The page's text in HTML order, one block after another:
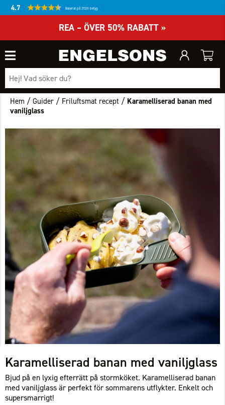
4.7 Baserat på 27231 betyg
REA – ÖVER 50% RABATT »
Hem /Guider / Friluftsmat recept / Karamelliserad banan med
vaniljglass
Karamelliserad banan med vaniljglass
Bjud på en lyxig efterrätt på stormköket. Karamelliserad banan
med vaniljglass är perfekt för sommarens utflykter. Enkelt och
supersmarrigt!